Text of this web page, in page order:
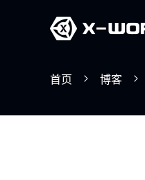
首页 博客